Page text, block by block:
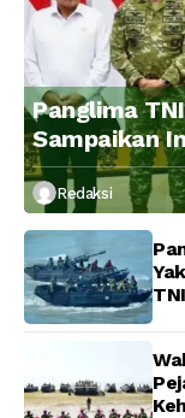
Panglima
Sampaikan
Bangsa
Redaksi
TNI